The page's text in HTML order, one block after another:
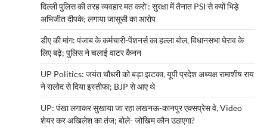
दिल्ली पुलिस की तरह व्यवहार मत करो’: सुरक्षा में तैनात PSI से क्यों भिड़े
अभिजीत दीपके; लगाया जासूसी का आरोप
डीए की मांग: पंजाब के कर्मचारी-पेंशनर्स का हल्ला बोल, विधानसभा घेराव के
लिए बढ़े; पुलिस ने चलाई वाटर कैनन
UP Politics: जयंत चौधरी को बड़ा झटका, यूपी प्रदेश अध्यक्ष रामाशीष राय
ने रालोद से दिया इस्तीफा; BJP से आए थे
UP: पंखा लगाकर सुखाया जा रहा लखनऊ-कानपुर एक्सप्रेस वे, Video
शेयर कर अखिलेश का तंज; बोले- जोखिम कौन उठाएगा?